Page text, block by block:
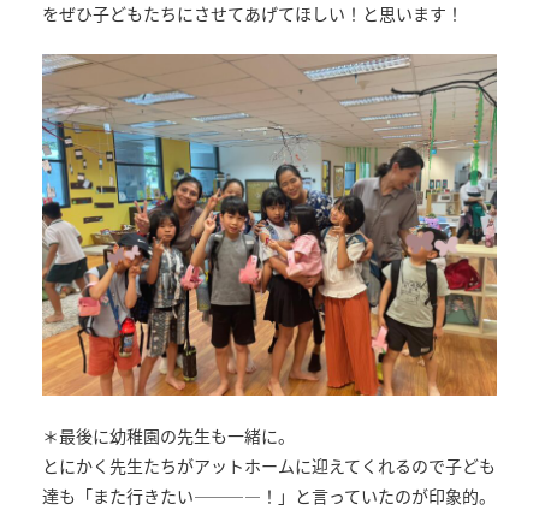
をぜひ子どもたちにさせてあげてほしい！と思います！
＊最後に幼稚園の先生も一緒に。
とにかく先生たちがアットホームに迎えてくれるので子ども
達も「また行きたい――――！」と言っていたのが印象的。